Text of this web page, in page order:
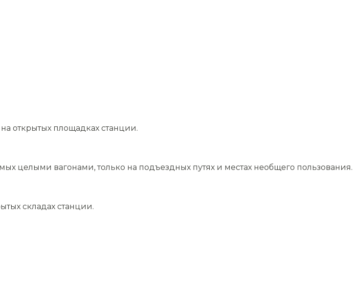
открытых площадках станции.
целыми вагонами, только на подъездных путях и местах необщего пользования.
складах станции.